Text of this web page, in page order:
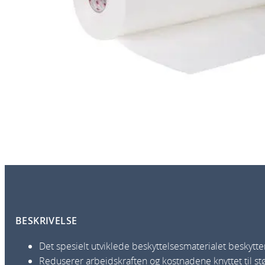
BESKRIVELSE
Det spesielt utviklede beskyttelsesmaterialet
Reduserer arbeidskraften og kostnadene knyttet til